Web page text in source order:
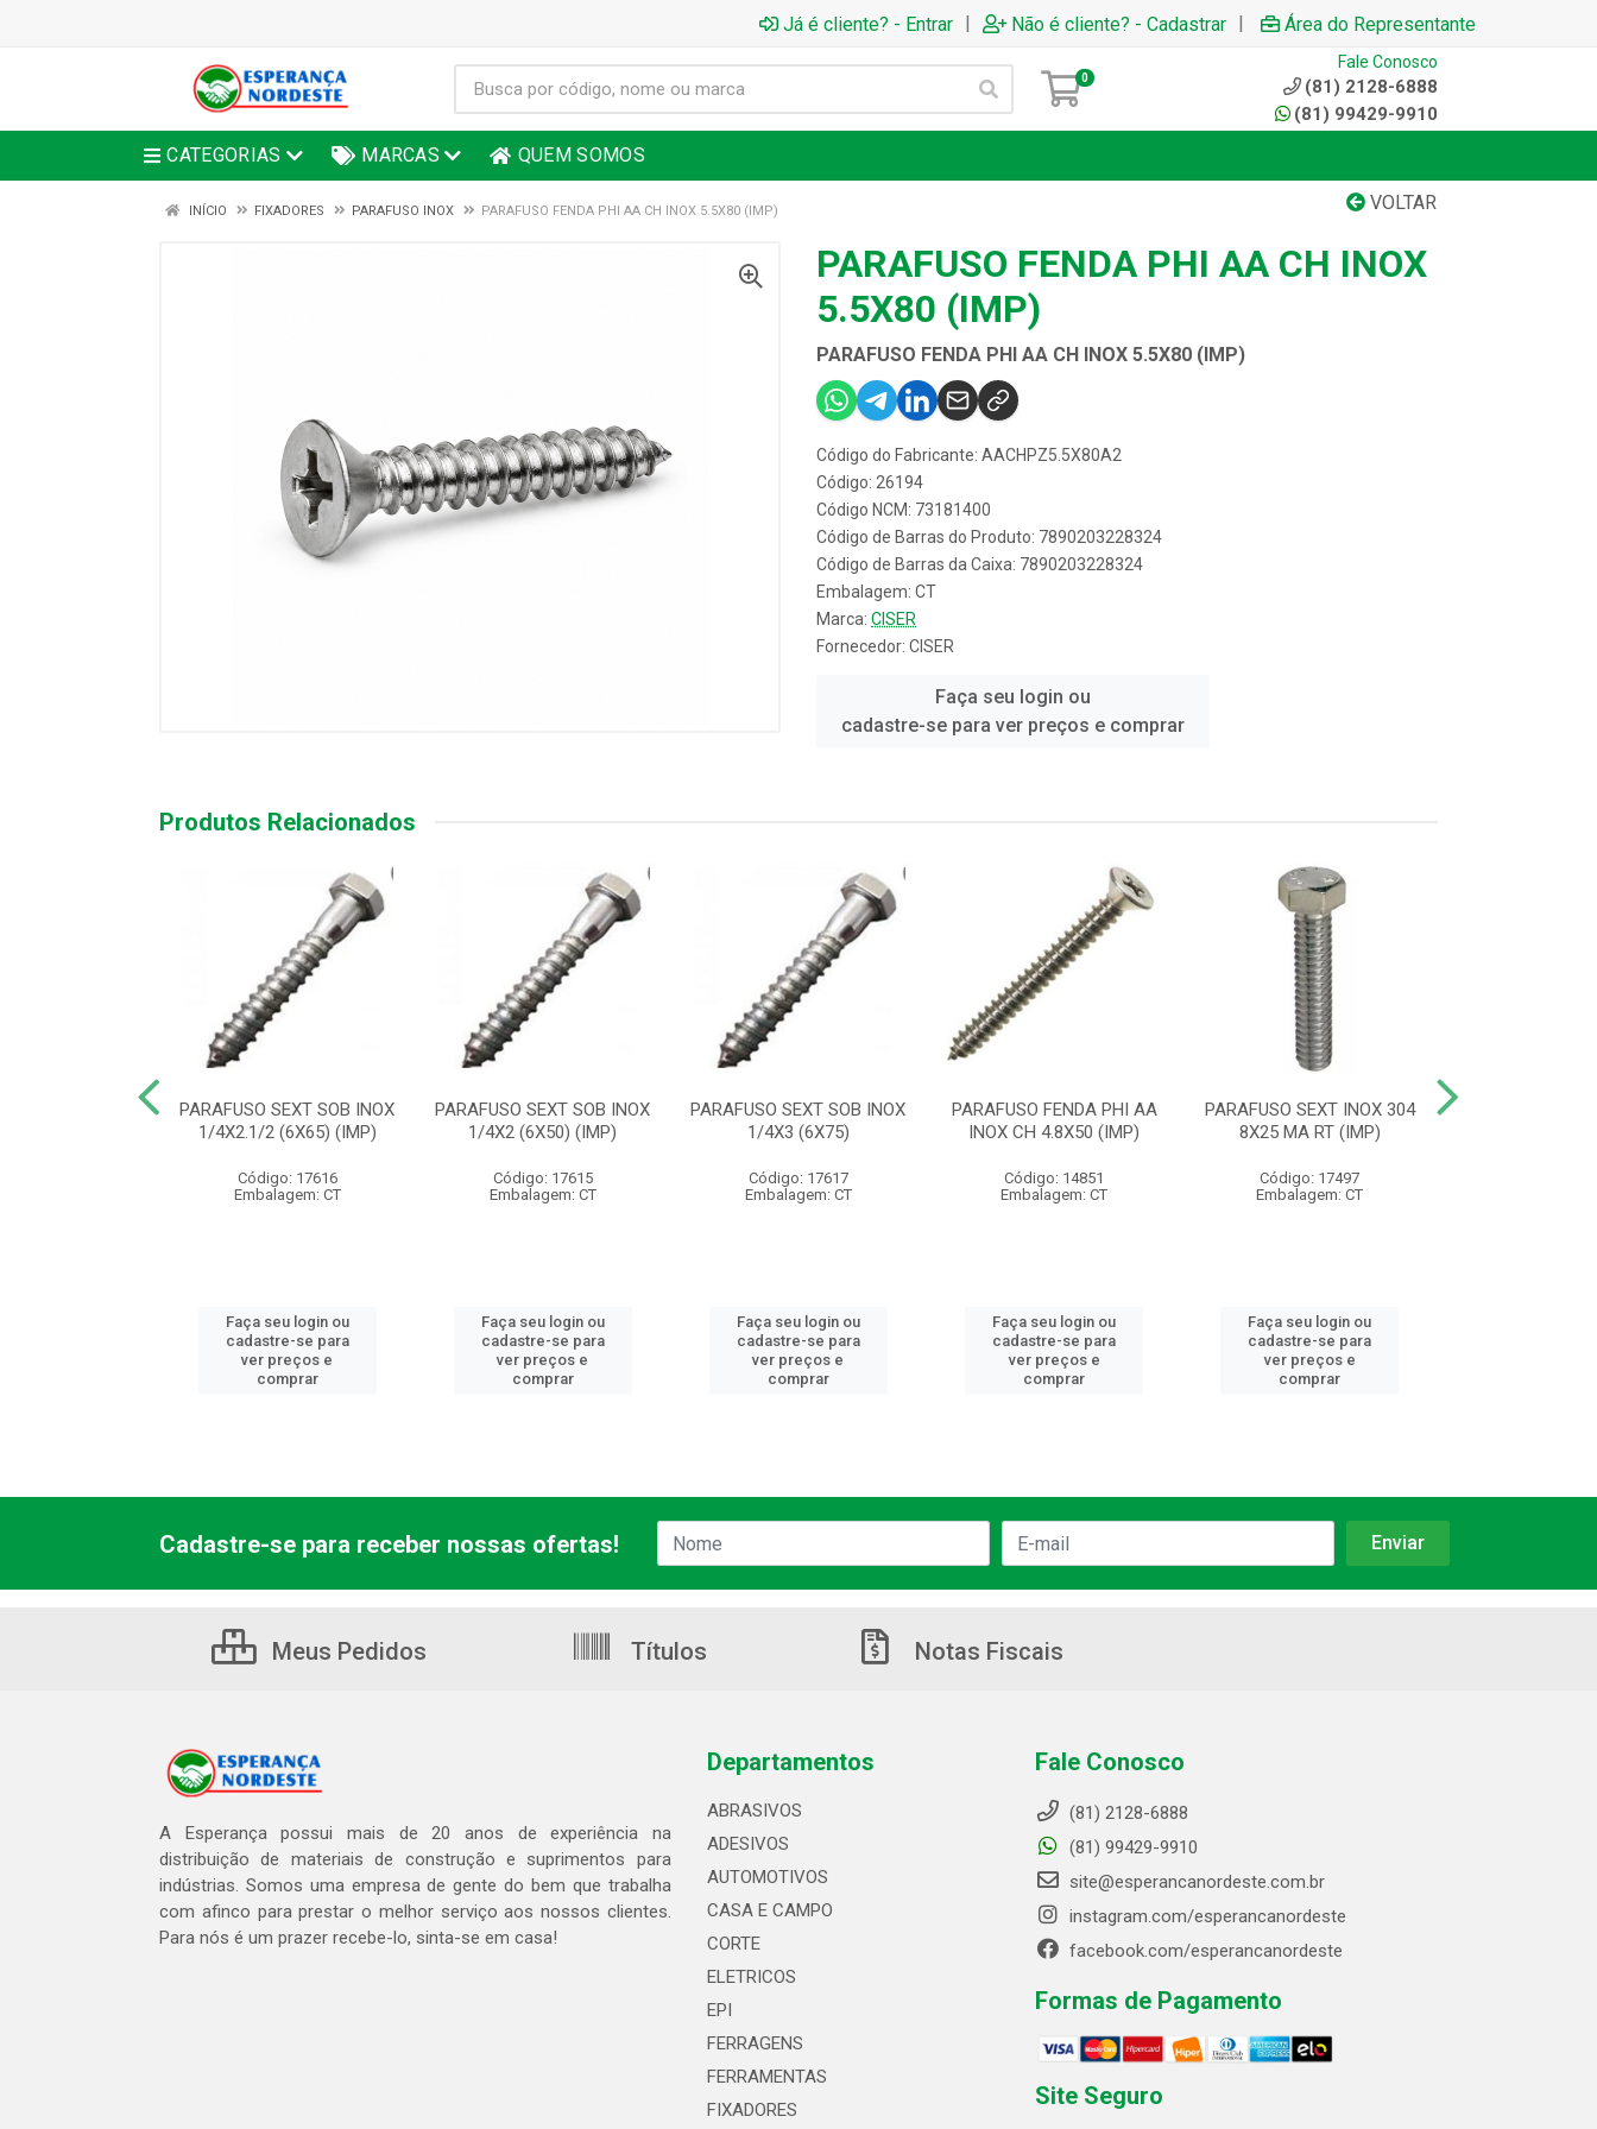
Já é cliente? - Entrar | Não é cliente? - Cadastrar | Área do Representante
0
Fale Conosco
(81) 2128-6888
(81) 99429-9910
CATEGORIAS MARCAS QUEM SOMOS
VOLTAR
INÍCIO FIXADORES PARAFUSO INOX PARAFUSO FENDA PHI AA CH INOX 5.5X80 (IMP)
PARAFUSO FENDA PHI AA CH INOX
5.5X80 (IMP)
PARAFUSO FENDA PHI AA CH INOX 5.5X80 (IMP)
Código do Fabricante: AACHPZ5.5X80A2
Código: 26194
Código NCM: 73181400
Código de Barras do Produto: 7890203228324
Código de Barras da Caixa: 7890203228324
Embalagem: CT
Marca: CISER
Fornecedor: CISER
Faça seu login ou
cadastre-se para ver preços e comprar
Produtos Relacionados
PARAFUSO SEXT SOB INOX
1/4X2.1/2 (6X65) (IMP)
Código: 17616
Embalagem: CT
Faça seu login ou
cadastre-se para
ver preços e
comprar
PARAFUSO SEXT SOB INOX
1/4X2 (6X50) (IMP)
Código: 17615
Embalagem: CT
Faça seu login ou
cadastre-se para
ver preços e
comprar
PARAFUSO SEXT SOB INOX
1/4X3 (6X75)
Código: 17617
Embalagem: CT
Faça seu login ou
cadastre-se para
ver preços e
comprar
PARAFUSO FENDA PHI AA
INOX CH 4.8X50 (IMP)
Código: 14851
Embalagem: CT
Faça seu login ou
cadastre-se para
ver preços e
comprar
PARAFUSO SEXT INOX 304
8X25 MA RT (IMP)
Código: 17497
Embalagem: CT
Faça seu login ou
cadastre-se para
ver preços e
comprar
Cadastre-se para receber nossas ofertas!
Meus Pedidos Títulos Notas Fiscais
A Esperança possui mais de 20 anos de experiência na
distribuição de materiais de construção e suprimentos para
indústrias. Somos uma empresa de gente do bem que trabalha
com afinco para prestar o melhor serviço aos nossos clientes.
Para nós é um prazer recebe-lo, sinta-se em casa!
Departamentos
ABRASIVOS
ADESIVOS
AUTOMOTIVOS
CASA E CAMPO
CORTE
ELETRICOS
EPI
FERRAGENS
FERRAMENTAS
FIXADORES
Fale Conosco
(81) 2128-6888
(81) 99429-9910
site@esperancanordeste.com.br
instagram.com/esperancanordeste
facebook.com/esperancanordeste
Formas de Pagamento
Site Seguro